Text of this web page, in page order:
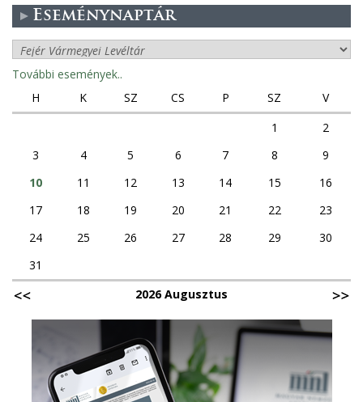
Eseménynaptár
További események..
H
K SZ CS P SZ
V
1
2
3
4 5 6 7 8
9
10
11 12 13 14 15
16
17
18 19 20 21 22
23
24
25 26 27 28 29
30
31
2026 Augusztus